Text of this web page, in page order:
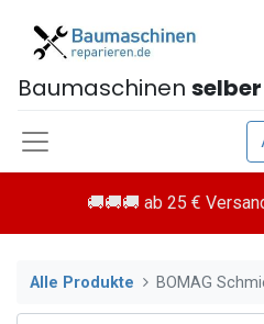
Baumaschinen selber
🚚🚚🚚 ab 25 €
Alle Produkte BOMAG